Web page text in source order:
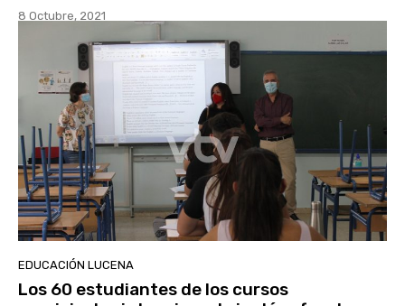
8 Octubre, 2021
EDUCACIÓN LUCENA
Los 60 estudiantes de los cursos